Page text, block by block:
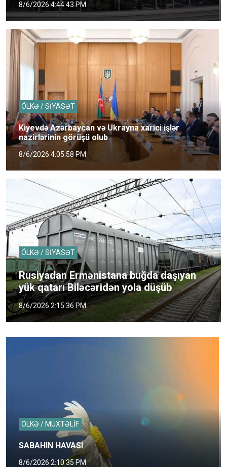
8/6/2026 4:44:43 PM
ÖLKƏ / SİYASƏT
Kiyevdə Azərbaycan və Ukrayna xarici işlər
nazirlərinin görüşü olub
8/6/2026 4:05:58 PM
ÖLKƏ / SİYASƏT
Rusiyadan Ermənistana buğda daşıyan
yük qatarı Biləcəridən yola düşüb
8/6/2026 2:15:36 PM
ÖLKƏ / MÜXTƏLİF
SABAHIN HAVASI
8/6/2026 2:10:35 PM